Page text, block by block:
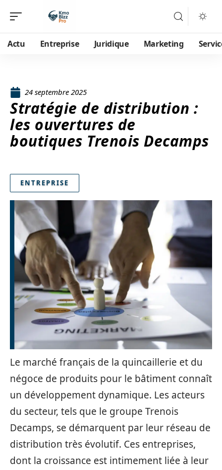
Actu Entreprise Juridique Marketing
24 septembre 2025
Stratégie de distribution :
les ouvertures de
boutiques Trenois Decamps
ENTREPRISE
Le marché français de la quincaillerie et du
négoce de produits pour le bâtiment connaît
un développement dynamique. Les acteurs
du secteur, tels que le groupe Trenois
Decamps, se démarquent par leur réseau de
distribution très évolutif. Ces entreprises,
dont la croissance est intimement liée à leur